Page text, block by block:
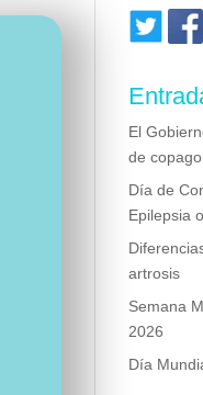
El
de
Día de
Epilepsia
artrosis
Semana
2026
Día